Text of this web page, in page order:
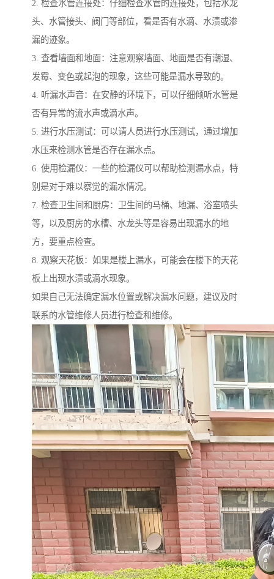
2. 检查水管连接处：仔细检查水管的连接处，包括水龙
头、水管接头、阀门等部位，看是否有水滴、水渍或渗
漏的迹象。
3. 查看墙面和地面：注意观察墙面、地面是否有潮湿、
发霉、变色或起泡的现象，这些可能是漏水导致的。
4. 听漏水声音：在安静的环境下，可以仔细倾听水管是
否有异常的流水声或滴水声。
5. 进行水压测试：可以请人员进行水压测试，通过增加
水压来检测水管是否存在漏水点。
6. 使用检漏仪：一些的检漏仪可以帮助检测漏水点，特
别是对于难以察觉的漏水情况。
7. 检查卫生间和厨房：卫生间的马桶、地漏、浴室喷头
等，以及厨房的水槽、水龙头等是容易出现漏水的地
方，要重点检查。
8. 观察天花板：如果是楼上漏水，可能会在楼下的天花
板上出现水渍或滴水现象。
如果自己无法确定漏水位置或解决漏水问题，建议及时
联系的水管维修人员进行检查和维修。